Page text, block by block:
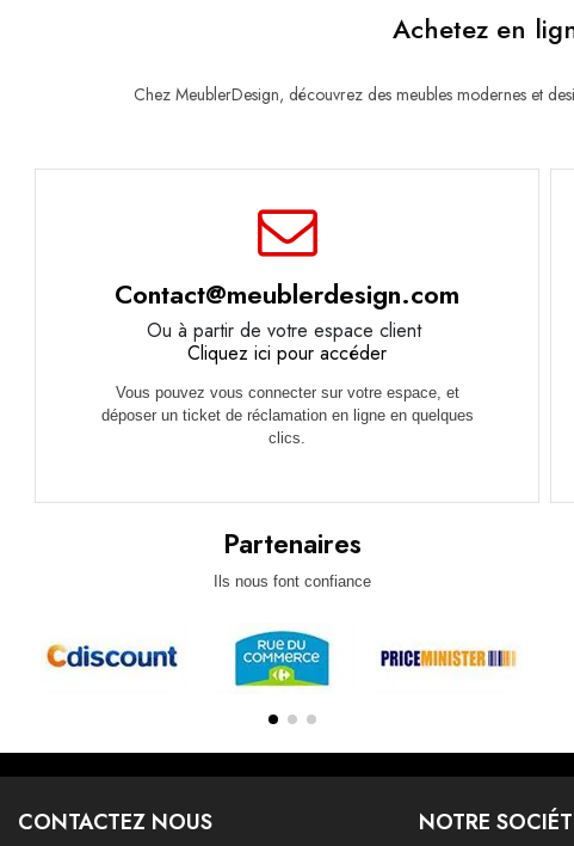
Achetez en
Chez MeublerDesign, découvrez des meubles modernes et
Contact@meublerdesign.com
Ou à partir de votre espace client
Cliquez ici pour accéder
Vous pouvez vous connecter sur votre espace, et
déposer un ticket de réclamation en ligne en quelques
clics.
Partenaires
Ils nous font confiance
CONTACTEZ NOUS NOTRE